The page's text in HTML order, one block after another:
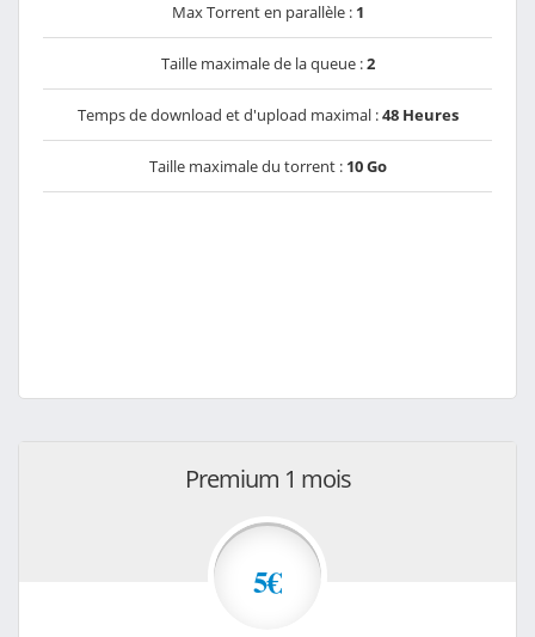
Max Torrent en parallèle : 1
Taille maximale de la queue :2
Temps de download et d'upload maximal :48 Heures
Taille maximale du torrent : 10 Go
Premium 1 mois
5€